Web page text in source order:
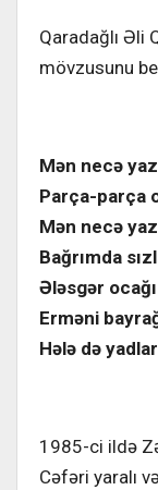
Qaradağlı Əli
mövzusunu
Mən necə
Parça-parça
Mən necə
Bağrımda
Ələsgər
Erməni
Hələ də
1985-ci ildə
Cəfəri yaralı